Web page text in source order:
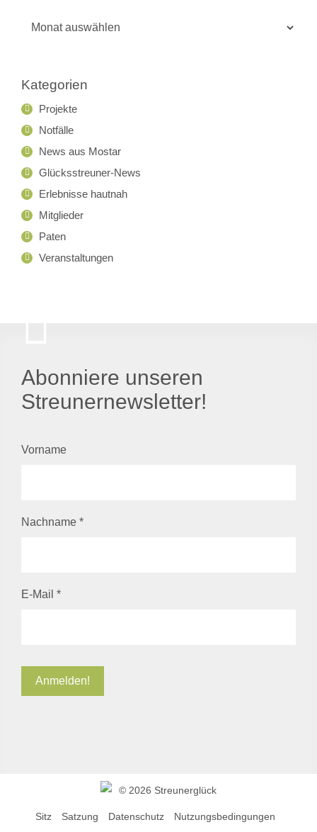
Kategorien
Projekte
Notfälle
News aus Mostar
Glücksstreuner-News
Erlebnisse hautnah
Mitglieder
Paten
Veranstaltungen
Abonniere unseren
Streunernewsletter!
Vorname
Nachname *
E-Mail *
© 2026 Streunerglück
Sitz Satzung Datenschutz
Nutzungsbedingungen